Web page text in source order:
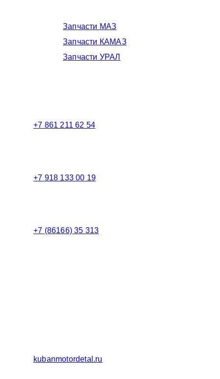
Запчасти МАЗ
Запчасти КАМАЗ
Запчасти УРАЛ
+7 861 211 62 54
+7 918 133 00 19
+7 (86166) 35 313
kubanmotordetal.ru